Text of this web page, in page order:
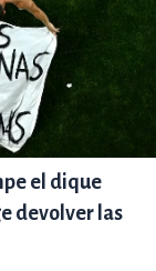
el dique
devolver las